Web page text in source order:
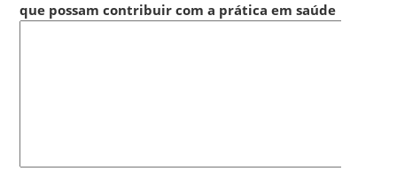
que possam contribuir com a prática em saúde